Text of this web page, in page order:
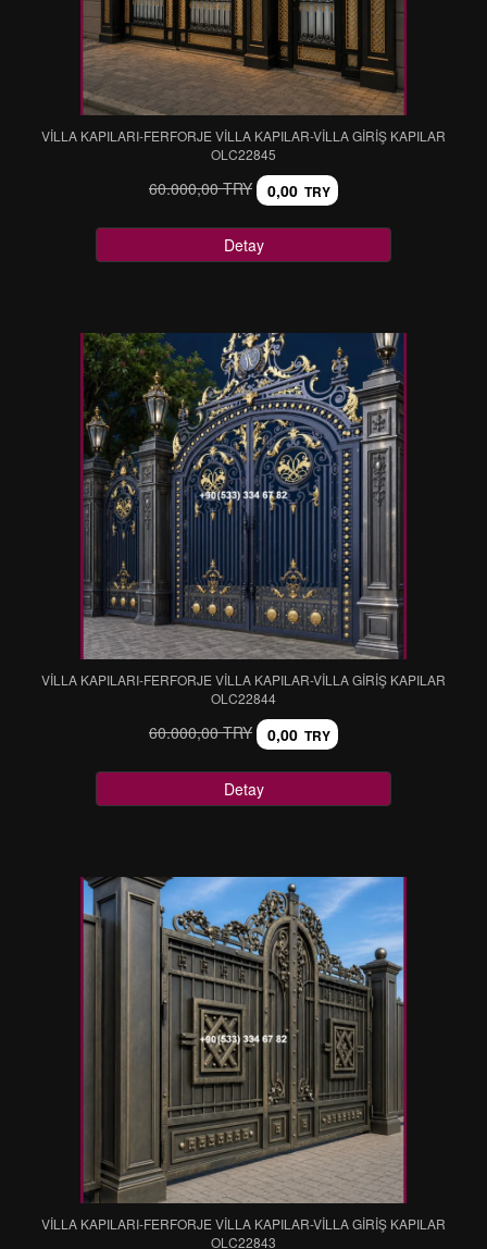
VİLLA KAPILARI-FERFORJE VİLLA KAPILAR-VİLLA GİRİŞ KAPILAR
OLC22845
60.000,00 TRY 0,00 TRY
Detay
VİLLA KAPILARI-FERFORJE VİLLA KAPILAR-VİLLA GİRİŞ KAPILAR
OLC22844
60.000,00 TRY 0,00 TRY
Detay
VİLLA KAPILARI-FERFORJE VİLLA KAPILAR-VİLLA GİRİŞ KAPILAR
OLC22843